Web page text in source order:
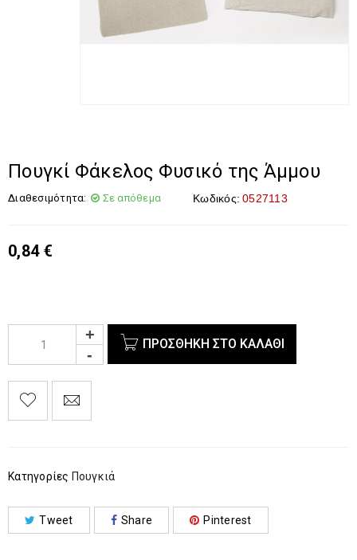
Πουγκί Φάκελος Φυσικό της Άμμου
Διαθεσιμότητα: Σε απόθεμα Κωδικός: 0527113
0,84 €
ΠΡΟΣΘΉΚΗ ΣΤΟ ΚΑΛΆΘΙ
Κατηγορίες Πουγκιά
Tweet Share Pinterest